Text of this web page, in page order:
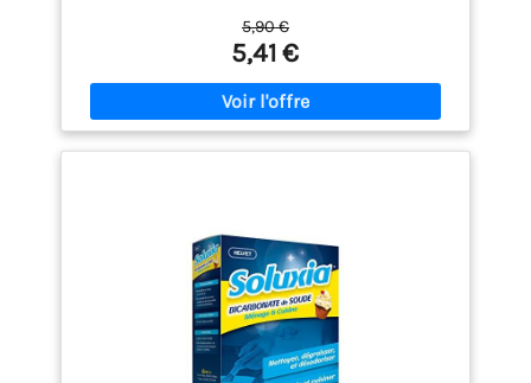
peut aussi être utile comme détachant sur vos
textiles. UTILE DE LA CUISINE À LA SALLE DE BAIN : Le
bicarbonate de soude ménager est un nettoyant
universel. Il peut dégraisser le four dans la cuisine
et détartrer les sanitaires. Il peut aussi servir de
base pour fabriquer vos produits d'entretien
Une formule biodégradable, sans colorant ni
conservateur, sans allergisant ni parfum, dans un
sachet recyclé. NOTRE ASTUCE DE DROGUISTE : Le
bicarbonate est très efficace seul, mais il est aussi
très intéressant associé à d'autres ingrédients.
Mélangez-le au vinaigre blanc pour améliorer
encore son effet désincrustant, dégraissant et
5,90 €
5,41 €